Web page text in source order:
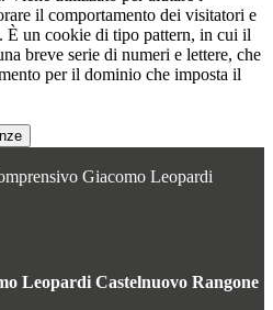
il comportamento dei visitatori e
È un cookie di tipo pattern, in cui il
breve serie di numeri e lettere, che
per il dominio che imposta il
Giacomo Leopardi
Leopardi Castelnuovo Rangone